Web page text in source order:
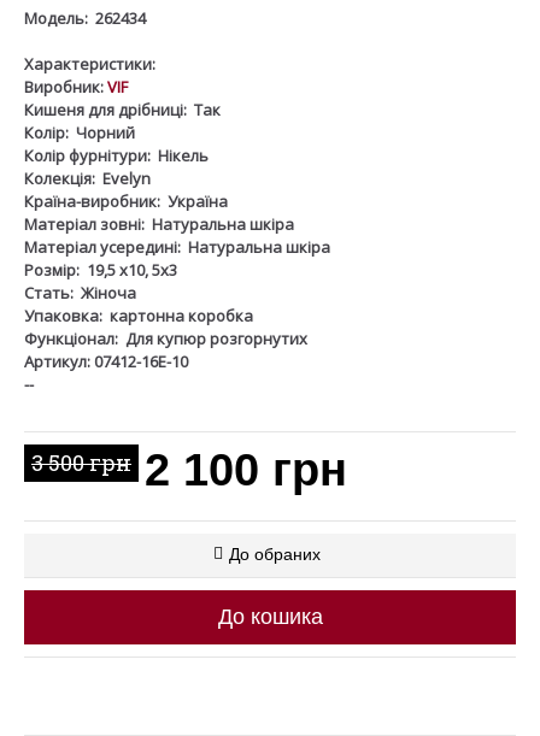
Модель: 262434
Характеристики:
Виробник:VIF
Кишеня для дрібниці: Так
Колір: Чорний
Колір фурнітури: Нікель
Колекція: Evelyn
Країна-виробник: Україна
Матеріал зовні: Натуральна шкіра
Матеріал усередині: Натуральна шкіра
Розмір: 19,5 х10, 5х3
Стать: Жіноча
Упаковка: картонна коробка
Функціонал: Для купюр розгорнутих
Артикул: 07412-16Е-10
--
3 500 грн 2 100 грн
До обраних
До кошика